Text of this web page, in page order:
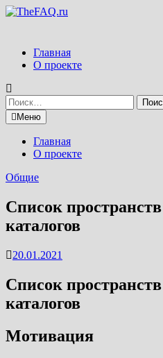
Перейти
Главная
О проекте
Найти:
Меню
Главная
О проекте
Общие
Список
каталогов
20.01.2021
Список
каталогов
Мотивация